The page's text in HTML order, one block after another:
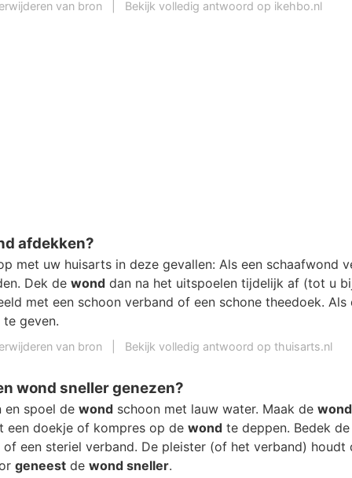
van bron Bekijk volledig antwoord op ikehbo.nl
afdekken?
met uw huisarts in deze gevallen: Als een schaafwond
Dek de wond dan na het uitspoelen tijdelijk af (tot u
met een schoon verband of een schone theedoek.
geven.
van bron Bekijk volledig antwoord op thuisarts.nl
wond sneller genezen?
en spoel de wond schoon met lauw water. Maak de wond
een doekje of kompres op de wond te deppen. Bedek
of een steriel verband. De pleister (of het verband)
geneest de wond sneller.